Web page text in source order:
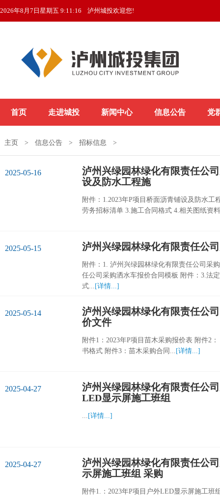
2026年8月7日星期五 9:11:16 泸州城投欢迎您!
首页 走进城投 新闻中心 信息公告 党
主页 > 信息公告 > 招标信息 >
2025-05-16
泸州兴绿园林绿化有限责任公
设及防水工程施
附件：1.2023年P项目桥面沥青铺设及防水
劳务招标清单 3.施工合同格式 4.相关图纸资
2025-05-15 泸州兴绿园林绿化有限责任公
附件：1. 泸州兴绿园林绿化有限责任公司采
任公司采购洒水车报价合同模板 附件：3.法
式... [详情...]
2025-05-14
泸州兴绿园林绿化有限责任公
价文件
附件1：2023年P项目苗木采购报价表 附件2
书格式 附件3：苗木采购合同... [详情...]
2025-04-27
泸州兴绿园林绿化有限责任公
LED显示屏施工班组
... [详情...]
2025-04-27
泸州兴绿园林绿化有限责任公
示屏施工班组 采购
附件1.：2023年P项目户外LED显示屏施工